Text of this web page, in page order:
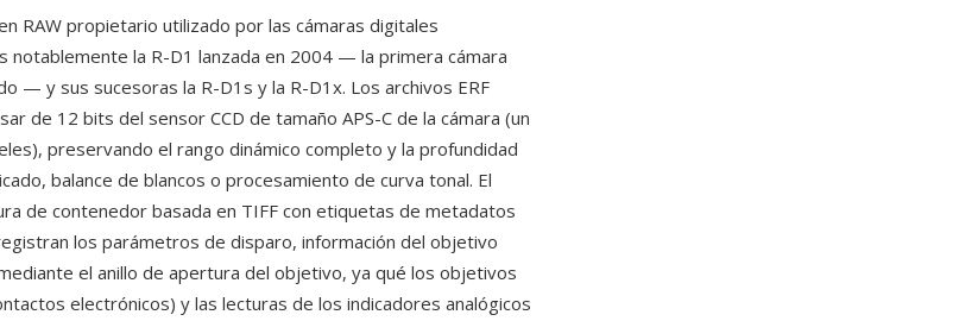
RAW propietario utilizado por las cámaras digitales
notablemente la R-D1 lanzada en 2004 — la primera cámara
— y sus sucesoras la R-D1s y la R-D1x. Los archivos ERF
de 12 bits del sensor CCD de tamaño APS-C de la cámara (un
preservando el rango dinámico completo y la profundidad
balance de blancos o procesamiento de curva tonal. El
de contenedor basada en TIFF con etiquetas de metadatos
los parámetros de disparo, información del objetivo
el anillo de apertura del objetivo, ya qué los objetivos
electrónicos) y las lecturas de los indicadores analógicos